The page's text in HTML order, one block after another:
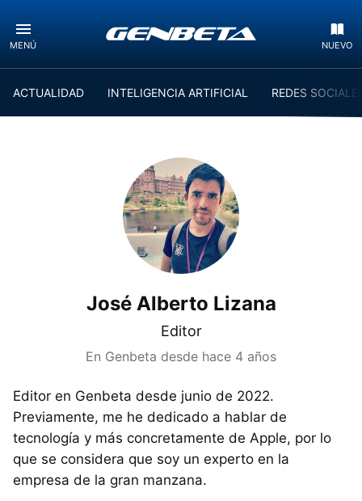
MENÚ NUEVO
ACTUALIDAD INTELIGENCIA ARTIFICIAL REDES
José Alberto Lizana
Editor
En Genbeta desde hace 4 años
Editor en Genbeta desde junio de 2022.
Previamente, me he dedicado a hablar de
tecnología y más concretamente de Apple, por lo
que se considera que soy un experto en la
empresa de la gran manzana.